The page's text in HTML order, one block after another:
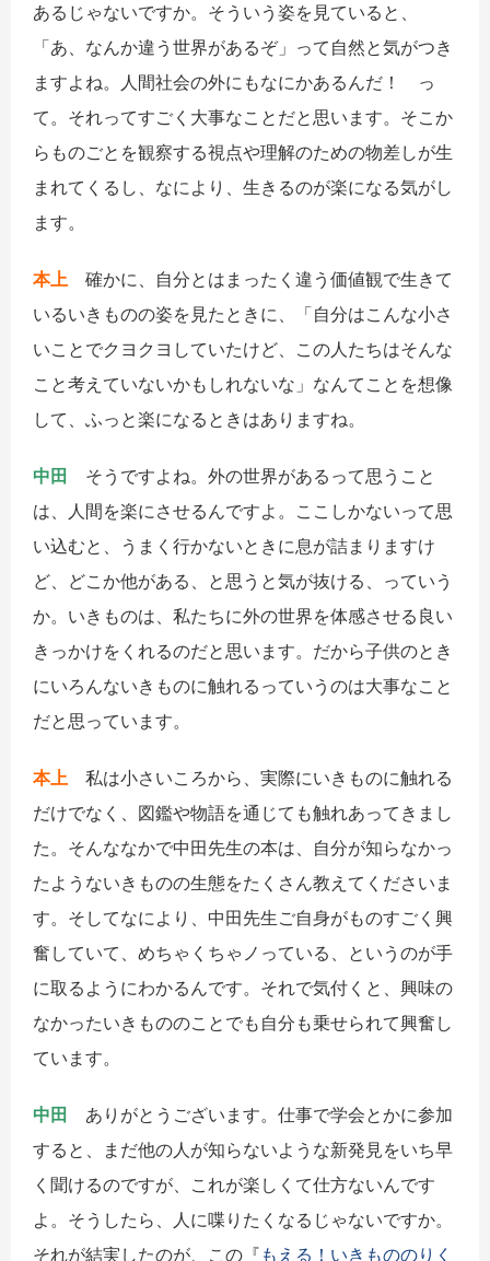
あるじゃないですか。そういう姿を見ていると、
「あ、なんか違う世界があるぞ」って自然と気がつき
ますよね。人間社会の外にもなにかあるんだ！ っ
て。それってすごく大事なことだと思います。そこか
らものごとを観察する視点や理解のための物差しが生
まれてくるし、なにより、生きるのが楽になる気がし
ます。
本上 確かに、自分とはまったく違う価値観で生きて
いるいきものの姿を見たときに、「自分はこんな小さ
いことでクヨクヨしていたけど、この人たちはそんな
こと考えていないかもしれないな」なんてことを想像
して、ふっと楽になるときはありますね。
中田
そうですよね。外の世界があるって思うこと
は、人間を楽にさせるんですよ。ここしかないって思
い込むと、うまく行かないときに息が詰まりますけ
ど、どこか他がある、と思うと気が抜ける、っていう
か。いきものは、私たちに外の世界を体感させる良い
きっかけをくれるのだと思います。だから子供のとき
にいろんないきものに触れるっていうのは大事なこと
だと思っています。
本上
私は小さいころから、実際にいきものに触れる
だけでなく、図鑑や物語を通じても触れあってきまし
た。そんななかで中田先生の本は、自分が知らなかっ
たようないきものの生態をたくさん教えてくださいま
す。そしてなにより、中田先生ご自身がものすごく興
奮していて、めちゃくちゃノっている、というのが手
に取るようにわかるんです。それで気付くと、興味の
なかったいきもののことでも自分も乗せられて興奮し
ています。
中田
ありがとうございます。仕事で学会とかに参加
すると、まだ他の人が知らないような新発見をいち早
く聞けるのですが、これが楽しくて仕方ないんです
よ。そうしたら、人に喋りたくなるじゃないですか。
それが結実したのが、この『 もえる！いきもののりく